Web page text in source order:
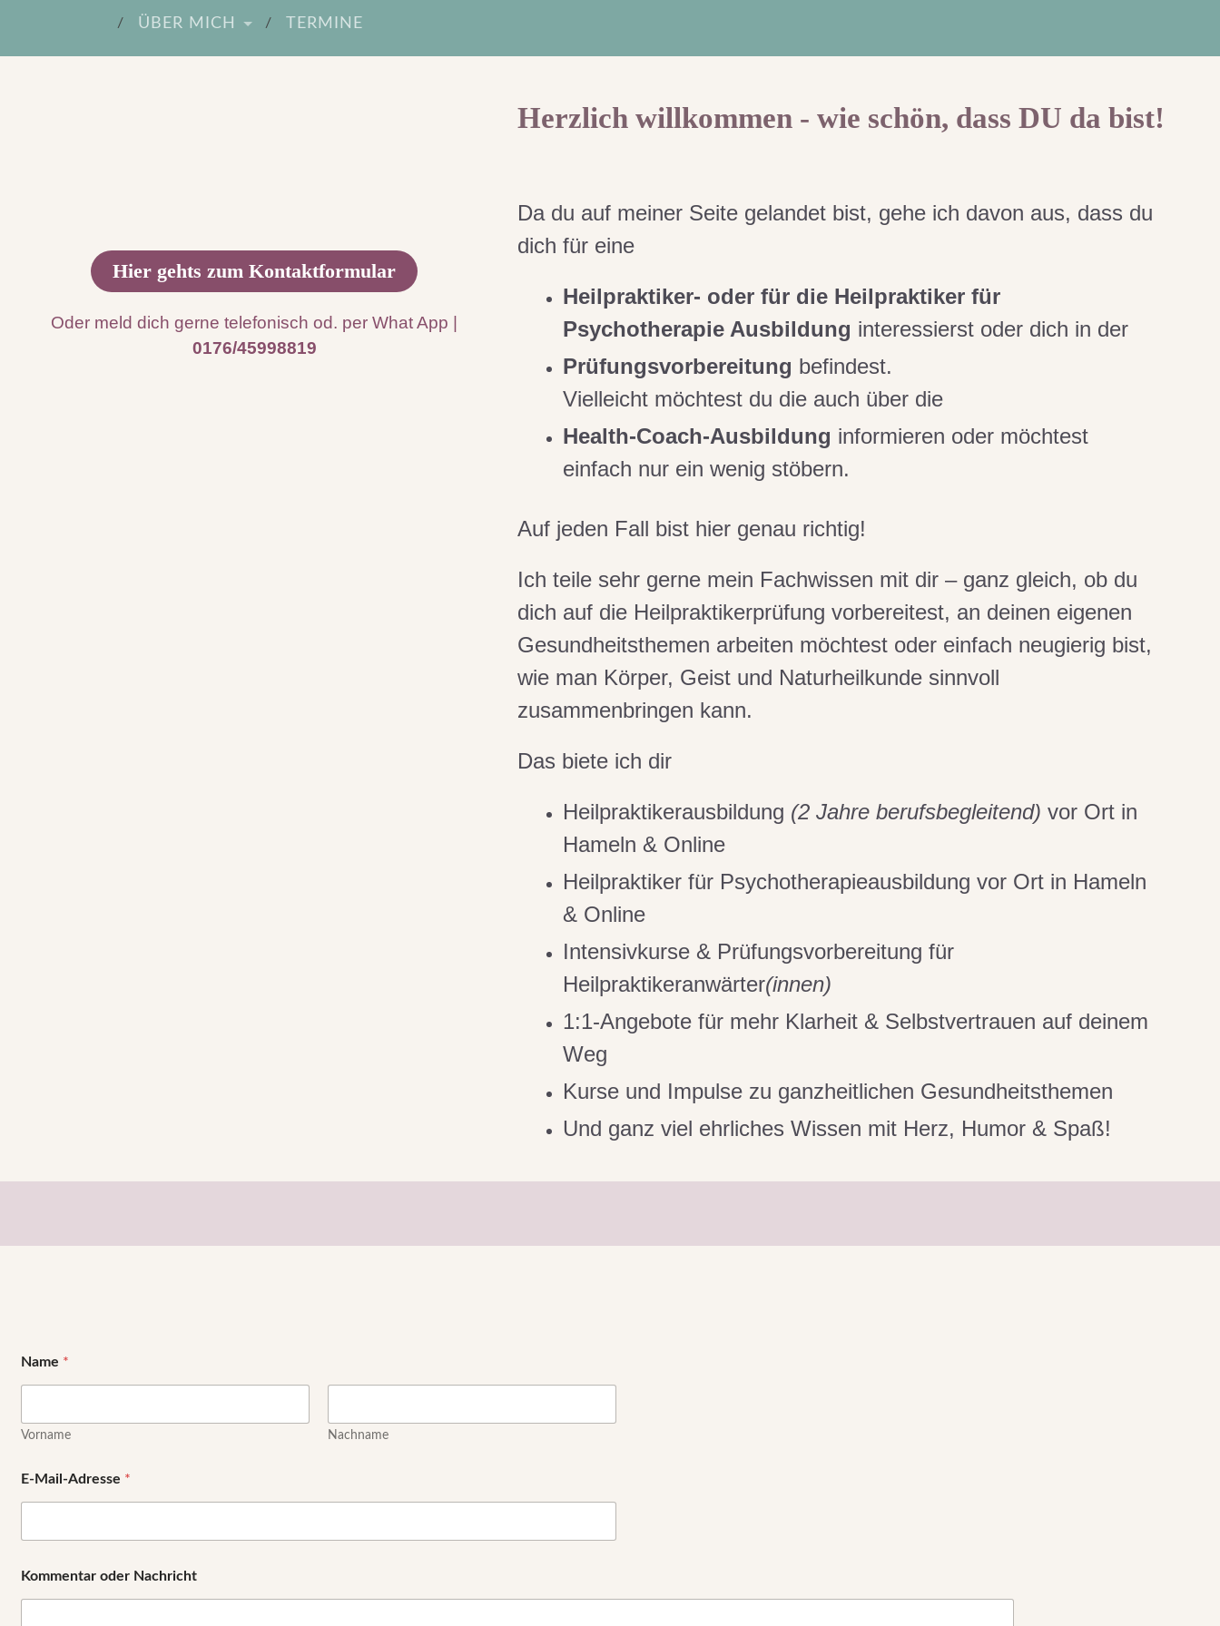
ÜBER MICH TERMINE
Hier gehts zum Kontaktformular
Oder meld dich gerne telefonisch od. per What App |
0176/45998819
Herzlich willkommen - wie schön, dass DU da bist!
Da du auf meiner Seite gelandet bist, gehe ich davon aus, dass du
dich für eine
Heilpraktiker- oder für die Heilpraktiker für
Psychotherapie Ausbildung interessierst oder dich in der
Prüfungsvorbereitung befindest.
Vielleicht möchtest du die auch über die
Health-Coach-Ausbildung informieren oder möchtest
einfach nur ein wenig stöbern.
Auf jeden Fall bist hier genau richtig!
Ich teile sehr gerne mein Fachwissen mit dir – ganz gleich, ob du
dich auf die Heilpraktikerprüfung vorbereitest, an deinen eigenen
Gesundheitsthemen arbeiten möchtest oder einfach neugierig bist,
wie man Körper, Geist und Naturheilkunde sinnvoll
zusammenbringen kann.
Das biete ich dir
Heilpraktikerausbildung (2 Jahre berufsbegleitend) vor Ort in
Hameln & Online
Heilpraktiker für Psychotherapieausbildung vor Ort in Hameln
& Online
Intensivkurse & Prüfungsvorbereitung für
Heilpraktikeranwärter(innen)
1:1-Angebote für mehr Klarheit & Selbstvertrauen auf deinem
Weg
Kurse und Impulse zu ganzheitlichen Gesundheitsthemen
Und ganz viel ehrliches Wissen mit Herz, Humor & Spaß!
Name *
Vorname Nachname
E-Mail-Adresse *
-
M
Kommentar oder Nachricht